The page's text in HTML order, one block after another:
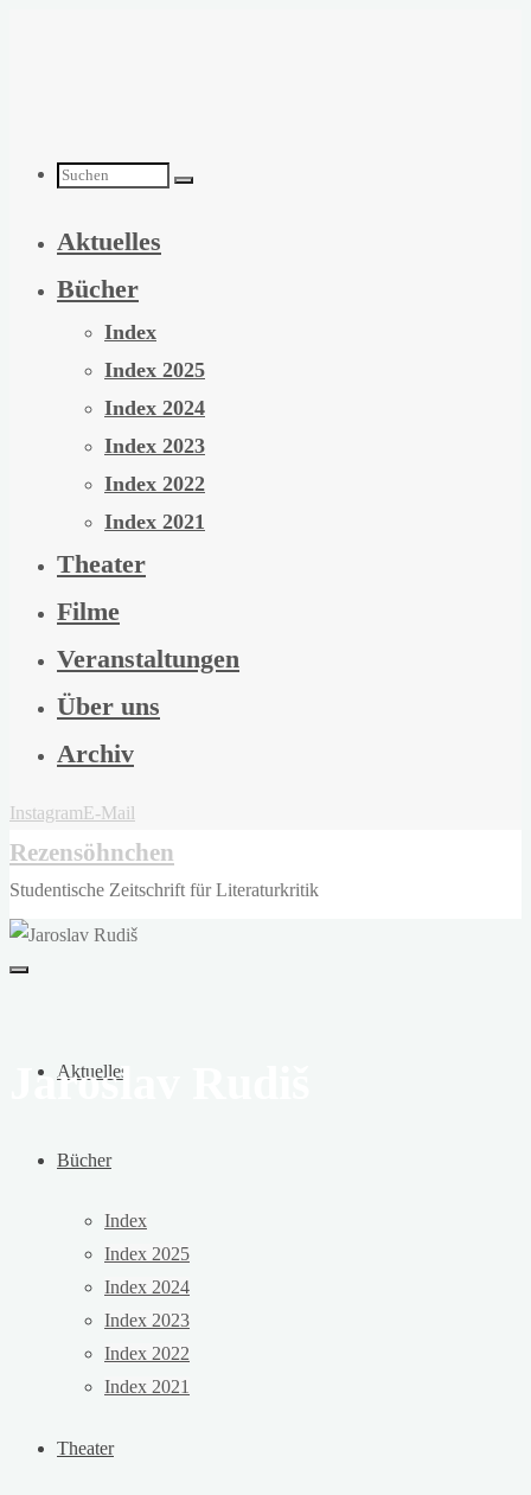
Suchen
nach:
Aktuelles
Bücher
Index
Index 2025
Index 2024
Index 2023
Index 2022
Index 2021
Theater
Filme
Veranstaltungen
Über uns
Archiv
InstagramE-Mail
Rezensöhnchen
Studentische Zeitschrift für Literaturkritik
Aktuelles
Bücher
Index
Index 2025
Index 2024
Index 2023
Index 2022
Index 2021
Theater
Jaroslav Rudiš